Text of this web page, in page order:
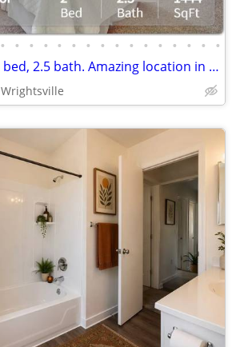
• • • • • • • • • • • • • • • •
Just right for you! 2 bed, 2.5 bath. Amazing location in Wrightsville
Wrightsville